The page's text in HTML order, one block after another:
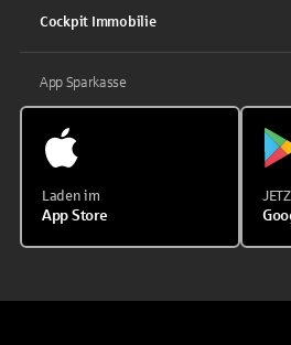
Cockpit Immobilie
App Sparkasse
Laden im
App Store